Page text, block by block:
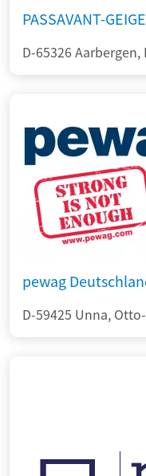
PASSAVANT-
D-65326
pewag
D-59425 Unna,